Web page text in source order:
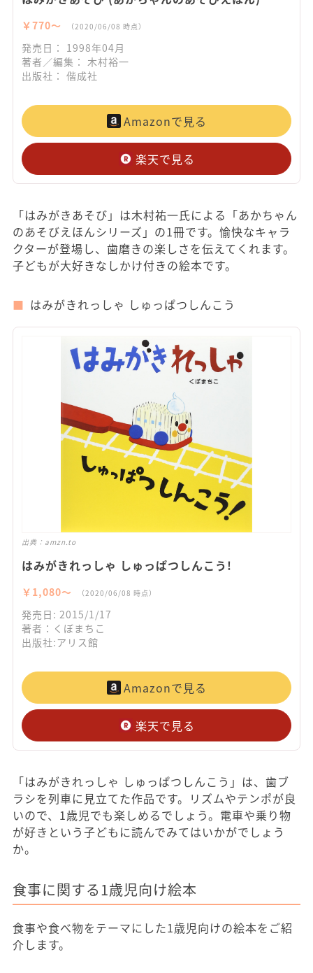
￥770〜 （2020/06/08 時点）
発売日： 1998年04月
著者／編集： 木村裕一
出版社： 偕成社
Amazonで見る
楽天で見る
「はみがきあそび」は木村祐一氏による「あかちゃん
のあそびえほんシリーズ」の1冊です。愉快なキャラ
クターが登場し、歯磨きの楽しさを伝えてくれます。
子どもが大好きなしかけ付きの絵本です。
はみがきれっしゃ しゅっぱつしんこう
出典： amzn.to
はみがきれっしゃ しゅっぱつしんこう!
￥1,080〜 （2020/06/08 時点）
発売日: 2015/1/17
著者：くぼまちこ
出版社:アリス館
Amazonで見る
楽天で見る
「はみがきれっしゃ しゅっぱつしんこう」は、歯ブ
ラシを列車に見立てた作品です。リズムやテンポが良
いので、1歳児でも楽しめるでしょう。電車や乗り物
が好きという子どもに読んでみてはいかがでしょう
か。
食事に関する1歳児向け絵本
食事や食べ物をテーマにした1歳児向けの絵本をご紹
介します。